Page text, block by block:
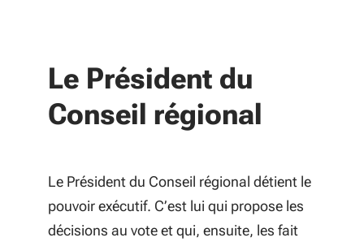
Le Président du
Conseil régional
Le Président du Conseil régional détient le
pouvoir exécutif. C’est lui qui propose les
décisions au vote et qui, ensuite, les fait